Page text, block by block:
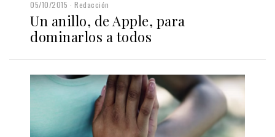
05/10/2015 Redacción
Un anillo, de Apple, para
dominarlos a todos